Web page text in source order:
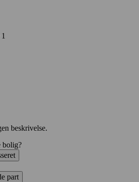
beskrivelse.
bolig?
part